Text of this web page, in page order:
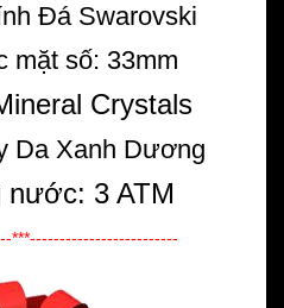
Đá Swarovski
mặt số: 33mm
Crystals
Da Xanh Dương
3 ATM
***-------------------------